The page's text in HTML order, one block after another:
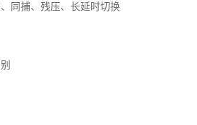
同捕、残压、长延时切换